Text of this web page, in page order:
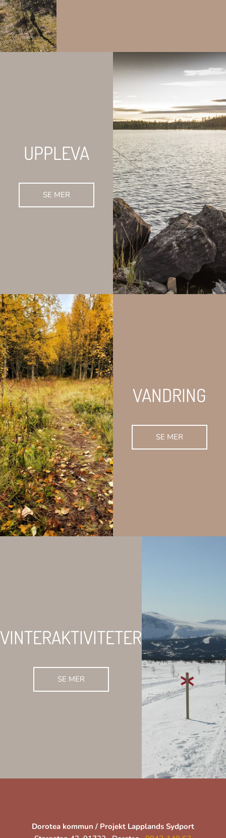
UPPLEVA
SE MER
VANDRING
SE MER
VINTERAKTIVITETER
SE MER
Dorotea kommun / Projekt Lapplands Sydport